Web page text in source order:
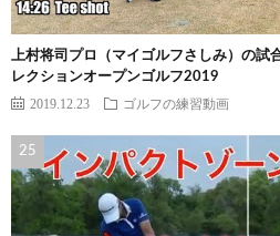
上村将司プロ（マイゴルフさしみ）の試
レクションオープンゴルフ2019
2019.12.23 ゴルフの練習動画